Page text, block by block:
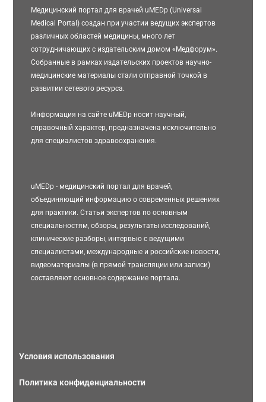
Медицинский портал для врачей uMEDp (Universal
Medical Portal) создан при участии ведущих экспертов
различных областей медицины, много лет
сотрудничающих с издательским домом «Медфорум».
Собранные в рамках издательских проектов научно-
медицинские материалы стали отправной точкой в
развитии сетевого ресурса.
Информация на сайте uMEDp носит научный,
справочный характер, предназначена исключительно
для специалистов здравоохранения.
uMEDp - медицинский портал для врачей,
объединяющий информацию о современных решениях
для практики. Статьи экспертов по основным
специальностям, обзоры, результаты исследований,
клинические разборы, интервью с ведущими
специалистами, международные и российские новости,
видеоматериалы (в прямой трансляции или записи)
составляют основное содержание портала.
Условия использования
Политика конфиденциальности